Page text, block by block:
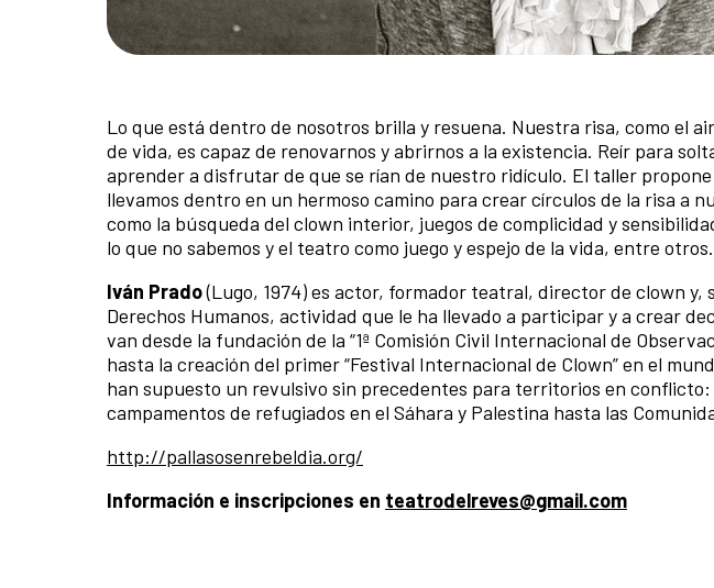
Lo que está dentro de nosotros brilla y resuena. Nuestra risa, como el
de vida, es capaz de renovarnos y abrirnos a la existencia. Reír para
aprender a disfrutar de que se rían de nuestro ridículo. El taller
llevamos dentro en un hermoso camino para crear círculos de la risa a
como la búsqueda del clown interior, juegos de complicidad y
lo que no sabemos y el teatro como juego y espejo de la vida, entre otros.
Iván Prado(Lugo, 1974) es actor, formador teatral, director de clown y,
Derechos Humanos, actividad que le ha llevado a participar y a crear
van desde la fundación de la “1ª Comisión Civil Internacional de
hasta la creación del primer “Festival Internacional de Clown” en el
han supuesto un revulsivo sin precedentes para territorios en conflicto:
campamentos de refugiados en el Sáhara y Palestina hasta las
http://pallasosenrebeldia.org/
Información e inscripciones en teatrodelreves@gmail.com